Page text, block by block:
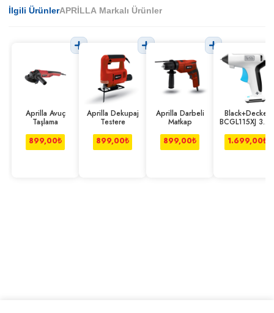
İlgili ÜrünlerAPRİLLA Markalı Ürünler
Aprilla Avuç
Taşlama
899,00₺
Aprilla Dekupaj
Testere
899,00₺
Aprilla Darbeli
Matkap
899,00₺
Black+Decker
BCGL115XJ 3.6V
Tabancası
1.699,00₺